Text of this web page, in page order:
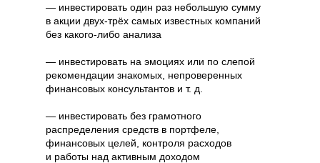
— инвестировать один раз небольшую сумму
в акции двух-трёх самых известных компаний
без какого-либо анализа
— инвестировать на эмоциях или по слепой
рекомендации знакомых, непроверенных
финансовых консультантов и т. д.
— инвестировать без грамотного
распределения средств в портфеле,
финансовых целей, контроля расходов
и работы над активным доходом